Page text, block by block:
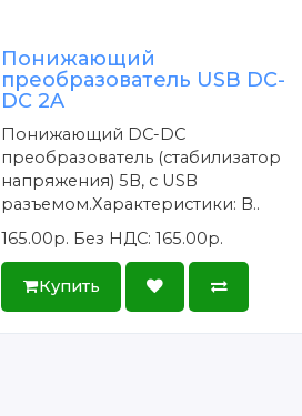
Понижающий
преобразователь USB DC-
DC 2A
Понижающий DC-DC
преобразователь (стабилизатор
напряжения) 5В, с USB
разъемом.Характеристики: В..
165.00р. Без НДС: 165.00р.
Купить